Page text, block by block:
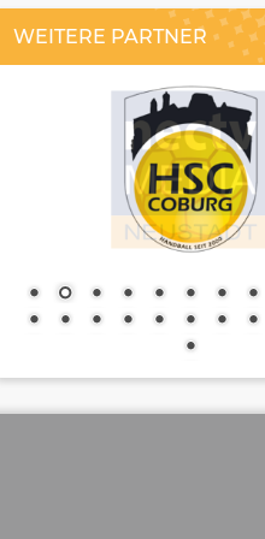
WEITERE PARTNER